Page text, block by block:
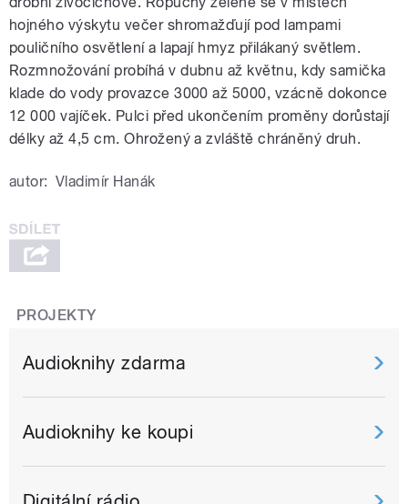
hojného výskytu večer shromažďují pod lampami
pouličního osvětlení a lapají hmyz přilákaný světlem.
Rozmnožování probíhá v dubnu až květnu, kdy samička
klade do vody provazce 3000 až 5000, vzácně dokonce
12 000 vajíček. Pulci před ukončením proměny dorůstají
délky až 4,5 cm. Ohrožený a zvláště chráněný druh.
autor: Vladimír Hanák
PROJEKTY
Audioknihy zdarma
Audioknihy ke koupi